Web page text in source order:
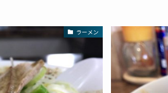
ラーメン